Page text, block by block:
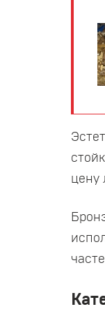
цену